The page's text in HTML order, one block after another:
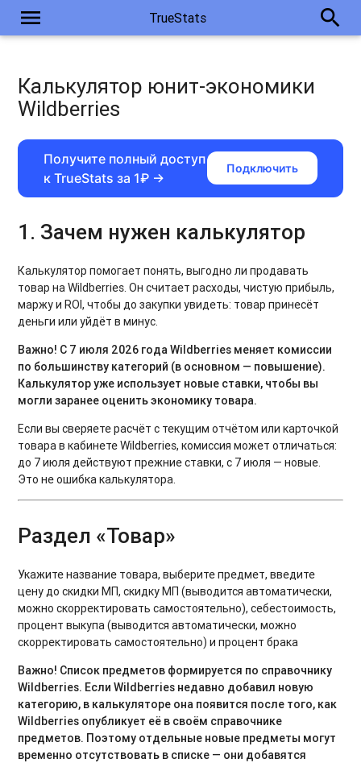
menu TrueStats search
Калькулятор юнит-экономики
Wildberries
Получите полный доступ
к TrueStats за 1₽ →
Подключить
1. Зачем нужен калькулятор
Калькулятор помогает понять, выгодно ли продавать
товар на Wildberries. Он считает расходы, чистую прибыль,
маржу и ROI, чтобы до закупки увидеть: товар принесёт
деньги или уйдёт в минус.
Важно! С 7 июля 2026 года Wildberries меняет комиссии
по большинству категорий (в основном — повышение).
Калькулятор уже использует новые ставки, чтобы вы
могли заранее оценить экономику товара.
Если вы сверяете расчёт с текущим отчётом или карточкой
товара в кабинете Wildberries, комиссия может отличаться:
до 7 июля действуют прежние ставки, с 7 июля — новые.
Это не ошибка калькулятора.
Раздел «Товар»
Укажите название товара, выберите предмет, введите
цену до скидки МП, скидку МП (выводится автоматически,
можно скорректировать самостоятельно), себестоимость,
процент выкупа (выводится автоматически, можно
скорректировать самостоятельно) и процент брака
Важно! Список предметов формируется по справочнику
Wildberries. Если Wildberries недавно добавил новую
категорию, в калькуляторе она появится после того, как
Wildberries опубликует её в своём справочнике
предметов. Поэтому отдельные новые предметы могут
временно отсутствовать в списке — они добавятся